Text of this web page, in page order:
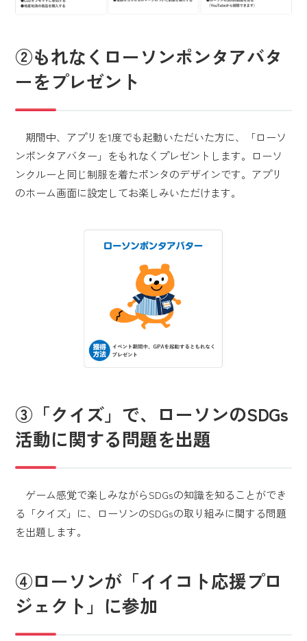
②もれなくローソンポンタアバタ
ーをプレゼント
​期間中、アプリを1度でも起動いただいた方に、「ローソ
ンポンタアバター」をもれなくプレゼントします。ローソ
ンクルーと同じ制服を着たポンタのデザインです。アプリ
のホーム画面に設定してお楽しみいただけます。
③「クイズ」で、ローソンのSDGs
活動に関する問題を出題
ゲーム感覚で楽しみながらSDGsの知識を知ることができ
る「クイズ」に、ローソンのSDGsの取り組みに関する問題
を出題します。
④ローソンが「イイコト応援プロ
ジェクト」に参加